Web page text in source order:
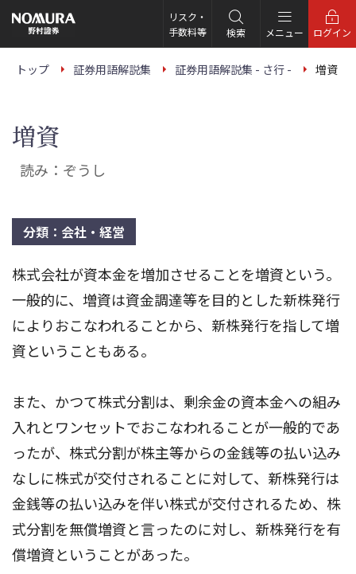
の
ー
リスク・
手数料等
検索 メニュー ログイン
トップ 証券用語解説集 証券用語解説集 - さ行 - 増資
増資
読み：ぞうし
分類：会社・経営
株式会社が資本金を増加させることを増資という。
一般的に、増資は資金調達等を目的とした新株発行
によりおこなわれることから、新株発行を指して増
資ということもある。
また、かつて株式分割は、剰余金の資本金への組み
入れとワンセットでおこなわれることが一般的であ
ったが、株式分割が株主等からの金銭等の払い込み
なしに株式が交付されることに対して、新株発行は
金銭等の払い込みを伴い株式が交付されるため、株
式分割を無償増資と言ったのに対し、新株発行を有
償増資ということがあった。